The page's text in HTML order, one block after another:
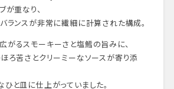
が重なり、
ランスが非常に繊細に計算された構成。
がるスモーキーさと塩鱈の旨みに、
ろ苦さとクリーミーなソースが寄り添
と皿に仕上がっていました。